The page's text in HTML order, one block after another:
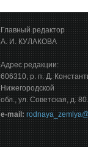
Главный редактор
А. И. КУЛАКОВА
Адрес редакции:
606310, р. п. Д.
Нижегородской
обл., ул. Советская, д. 80.
е-mail: